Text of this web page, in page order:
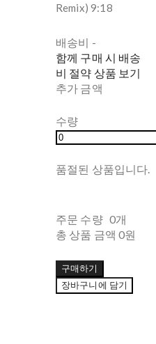
Remix) 9:18
배송비 -
함께 구매 시 배송
비 절약 상품 보기
추가 금액
수량
품절된 상품입니다.
주문 수량 0개
총 상품 금액 0원
구매하기
장바구니에 담기